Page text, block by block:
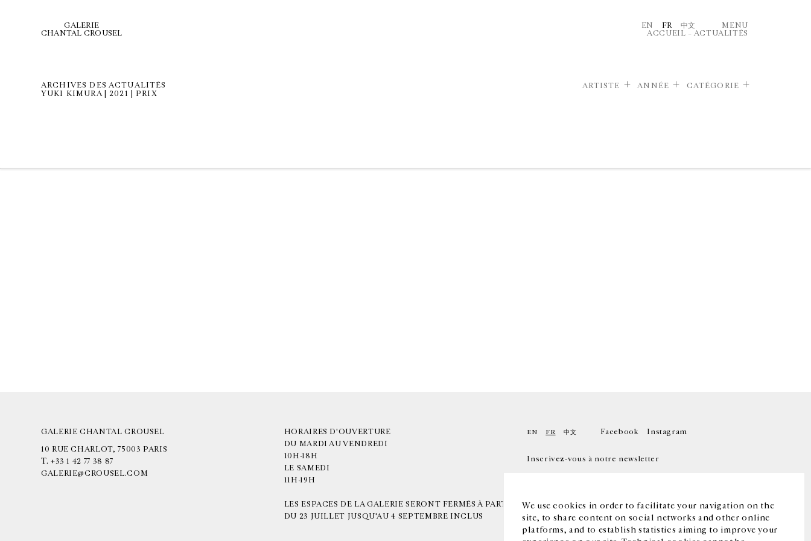
We use cookies in order to facilitate your navigation on the
site, to share content on social networks and other online
platforms, and to establish statistics aiming to improve your
GALERIE
CHANTAL CROUSEL
EN FR 中文
MENU
ACCUEIL – ACTUALITÉS
ARCHIVES DES ACTUALITÉS
YUKI KIMURA | 2021 | PRIX
ARTISTE ANNÉE CATÉGORIE
GALERIE CHANTAL CROUSEL
10 RUE CHARLOT, 75003 PARIS
T. +33 1 42 77 38 87
GALERIE@CROUSEL.COM
HORAIRES D'OUVERTURE
DU MARDI AU VENDREDI
10H-18H
LE SAMEDI
11H-19H
LES ESPACES DE LA GALERIE SERONT FERMÉS À PARTIR
DU 23 JUILLET JUSQU'AU 4 SEPTEMBRE INCLUS
EN FR 中文 Facebook Instagram
Inscrivez-vous à notre newsletter